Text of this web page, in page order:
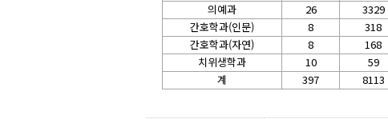
의예과
26 3329
간호학과(인문)
8 318
간호학과(자연)
8 168
치위생학과
10 59
계
397 8113